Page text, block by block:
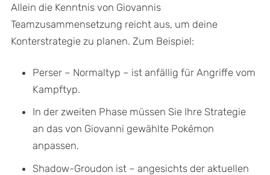
Allein die Kenntnis von Giovannis
Teamzusammensetzung reicht aus, um deine
Konterstrategie zu planen. Zum Beispiel:
Perser – Normaltyp – ist anfällig für Angriffe vom
Kampftyp.
In der zweiten Phase müssen Sie Ihre Strategie
an das von Giovanni gewählte Pokémon
anpassen.
Shadow-Groudon ist – angesichts der aktuellen